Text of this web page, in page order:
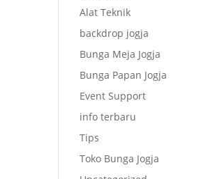
Alat Teknik
backdrop jogja
Bunga Meja Jogja
Bunga Papan Jogja
Event Support
info terbaru
Tips
Toko Bunga Jogja